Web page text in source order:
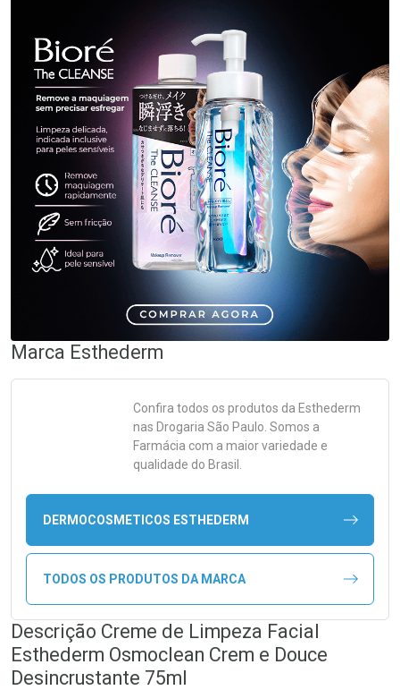
Marca Esthederm
Confira todos os produtos da Esthederm
nas Drogaria São Paulo. Somos a
Farmácia com a maior variedade e
qualidade do Brasil.
DERMOCOSMETICOS ESTHEDERM
TODOS OS PRODUTOS DA MARCA
Descrição Creme de Limpeza Facial
Esthederm Osmoclean Crem e Douce
Desincrustante 75ml